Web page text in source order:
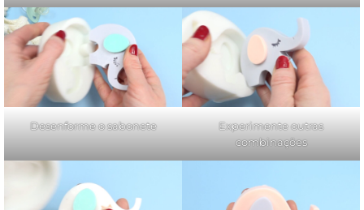
Desenforme o sabonete
Experimente outras
combinações